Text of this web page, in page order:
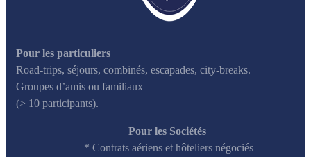
Pour les particuliers
Road-trips, séjours, combinés, escapades, city-breaks.
Groupes d’amis ou familiaux
(> 10 participants).
Pour les Sociétés
* Contrats aériens et hôteliers négociés